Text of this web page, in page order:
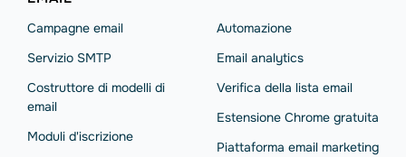
Campagne email
Servizio SMTP
Costruttore di modelli di
email
Moduli d'iscrizione
Automazione
Email analytics
Verifica della lista email
Estensione Chrome gratuita
Piattaforma email marketing